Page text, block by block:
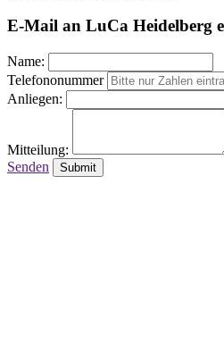
E-Mail an LuCa Heidelberg
Name:
Telefononummer
Anliegen:
Mitteilung:
Senden